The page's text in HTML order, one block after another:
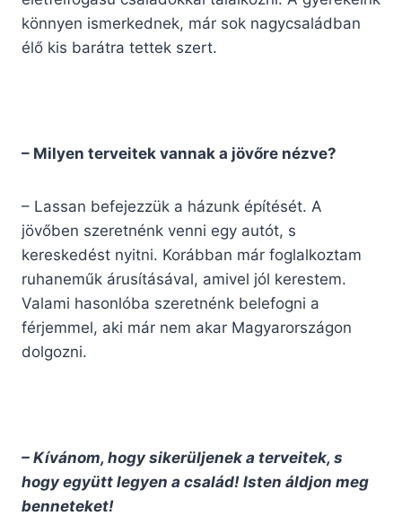
könnyen ismerkednek, már sok nagycsaládban
élő kis barátra tettek szert.
– Milyen terveitek vannak a jövőre nézve?
– Lassan befejezzük a házunk építését. A
jövőben szeretnénk venni egy autót, s
kereskedést nyitni. Korábban már foglalkoztam
ruhaneműk árusításával, amivel jól kerestem.
Valami hasonlóba szeretnénk belefogni a
férjemmel, aki már nem akar Magyarországon
dolgozni.
– Kívánom, hogy sikerüljenek a terveitek, s
hogy együtt legyen a család! Isten áldjon meg
benneteket!